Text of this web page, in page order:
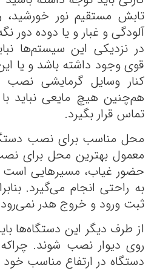
تابش مستقیم نور
آلودگی و غبار و یا دوده دور
در نزدیکی این سیستم‌ها
قوی وجود داشته باشد و یا
کنار وسایل گرمایشی نصب و
هم‌چنین هیچ مایعی نباید
تماس قرار بگیرد.
محل مناسب برای نصب
معمول بهترین محل برای
حضور غیاب، مسیرهایی است
به ‌راحتی انجام می‌گیرد.
ثبت ورود و خروج هدر
از طرف دیگر این دستگاه‌ها
روی دیوار نصب شوند.
دستگاه در ارتفاع مناسب